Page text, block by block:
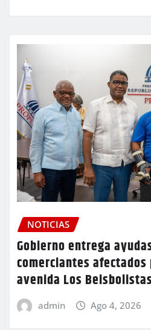
NOTICIAS
Gobierno entrega
comerciantes
avenida Los
admin Ago 4, 2026